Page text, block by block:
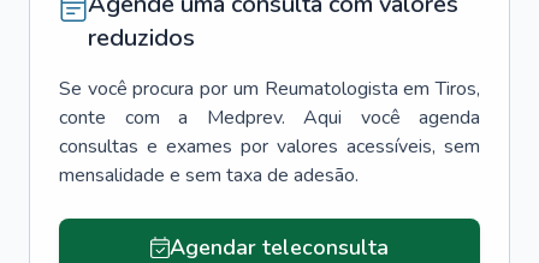
reduzidos
Se você procura por um Reumatologista em Tiros,
conte com a Medprev. Aqui você agenda
consultas e exames por valores acessíveis, sem
mensalidade e sem taxa de adesão.
Agendar teleconsulta